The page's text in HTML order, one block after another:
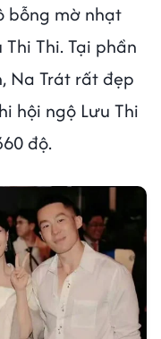
bỗng mờ nhạt
Thi. Tại phần
Na Trát rất đẹp
hội ngộ Lưu Thi
độ.